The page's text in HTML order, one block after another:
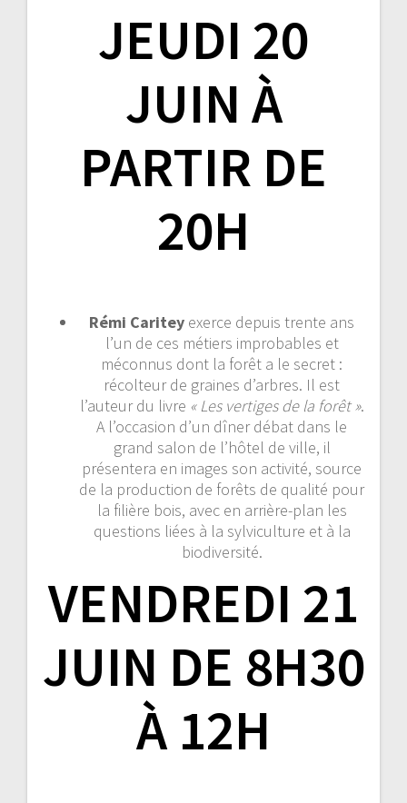
JEUDI 20
JUIN À
PARTIR DE
20H
Rémi Caritey exerce depuis trente ans
l’un de ces métiers improbables et
méconnus dont la forêt a le secret :
récolteur de graines d’arbres. Il est
l’auteur du livre « Les vertiges de la forêt ».
A l’occasion d’un dîner débat dans le
grand salon de l’hôtel de ville, il
présentera en images son activité, source
de la production de forêts de qualité pour
la filière bois, avec en arrière-plan les
questions liées à la sylviculture et à la
biodiversité.
VENDREDI 21
JUIN DE 8H30
À 12H